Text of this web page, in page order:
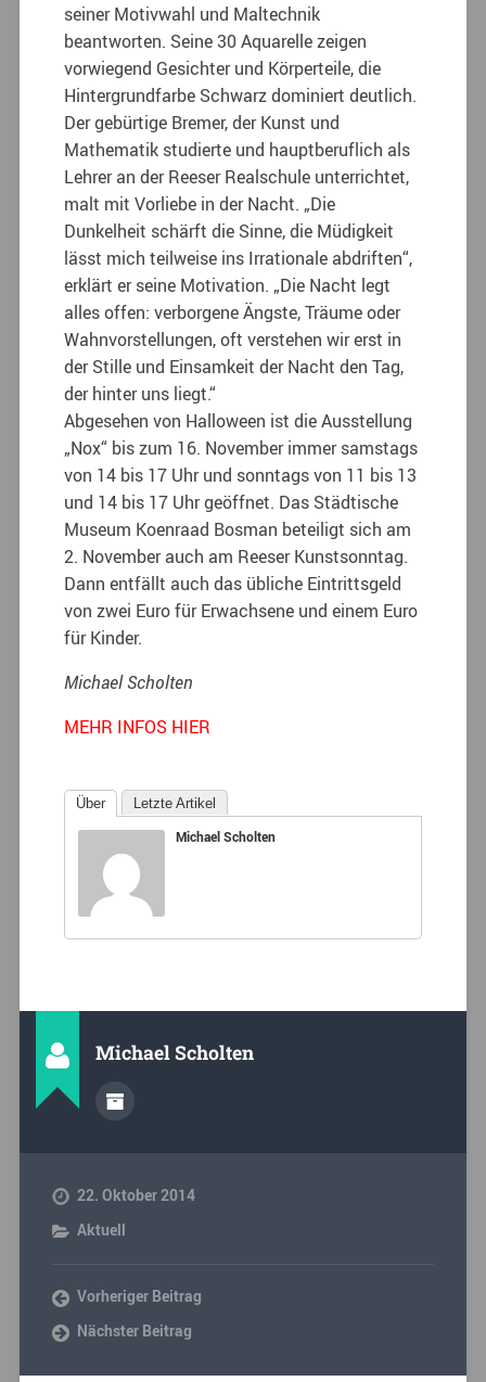
seiner Motivwahl und Maltechnik
beantworten. Seine 30 Aquarelle zeigen
vorwiegend Gesichter und Körperteile, die
Hintergrundfarbe Schwarz dominiert deutlich.
Der gebürtige Bremer, der Kunst und
Mathematik studierte und hauptberuflich als
Lehrer an der Reeser Realschule unterrichtet,
malt mit Vorliebe in der Nacht. „Die
Dunkelheit schärft die Sinne, die Müdigkeit
lässt mich teilweise ins Irrationale abdriften“,
erklärt er seine Motivation. „Die Nacht legt
alles offen: verborgene Ängste, Träume oder
Wahnvorstellungen, oft verstehen wir erst in
der Stille und Einsamkeit der Nacht den Tag,
der hinter uns liegt.“
Abgesehen von Halloween ist die Ausstellung
„Nox“ bis zum 16. November immer samstags
von 14 bis 17 Uhr und sonntags von 11 bis 13
und 14 bis 17 Uhr geöffnet. Das Städtische
Museum Koenraad Bosman beteiligt sich am
2. November auch am Reeser Kunstsonntag.
Dann entfällt auch das übliche Eintrittsgeld
von zwei Euro für Erwachsene und einem Euro
für Kinder.
Michael Scholten
MEHR INFOS HIER
Über Letzte Artikel
Michael Scholten
Michael Scholten
22. Oktober 2014
Aktuell
Vorheriger Beitrag
Nächster Beitrag